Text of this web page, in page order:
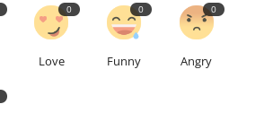
0
Love
0
Funny
0
Angry